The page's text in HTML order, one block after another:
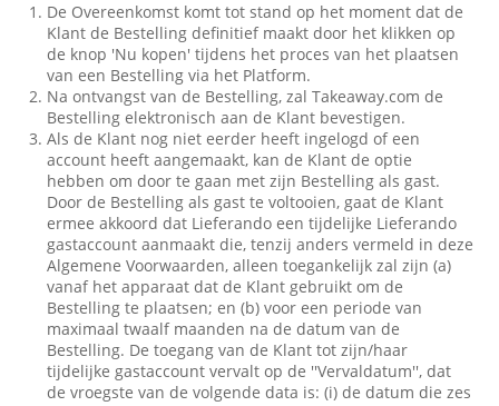
De Overeenkomst komt tot stand op het moment dat de
Klant de Bestelling definitief maakt door het klikken op
de knop 'Nu kopen' tijdens het proces van het plaatsen
van een Bestelling via het Platform.
Na ontvangst van de Bestelling, zal Takeaway.com de
Bestelling elektronisch aan de Klant bevestigen.
Als de Klant nog niet eerder heeft ingelogd of een
account heeft aangemaakt, kan de Klant de optie
hebben om door te gaan met zijn Bestelling als gast.
Door de Bestelling als gast te voltooien, gaat de Klant
ermee akkoord dat Lieferando een tijdelijke Lieferando
gastaccount aanmaakt die, tenzij anders vermeld in deze
Algemene Voorwaarden, alleen toegankelijk zal zijn (a)
vanaf het apparaat dat de Klant gebruikt om de
Bestelling te plaatsen; en (b) voor een periode van
maximaal twaalf maanden na de datum van de
Bestelling. De toegang van de Klant tot zijn/haar
tijdelijke gastaccount vervalt op de ''Vervaldatum'', dat
de vroegste van de volgende data is: (i) de datum die zes